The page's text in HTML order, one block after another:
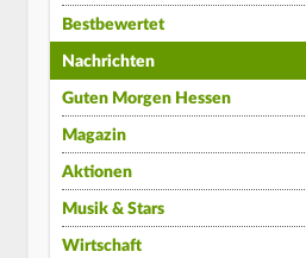
Bestbewertet
Nachrichten
Guten Morgen Hessen
Magazin
Aktionen
Musik & Stars
Wirtschaft